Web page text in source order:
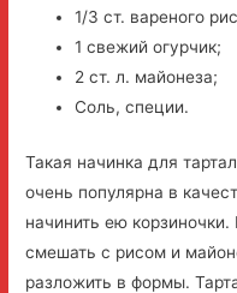
1/3 ст. вареного
1 свежий огурчик;
2 ст. л. майонеза;
Соль, специи.
Такая начинка для
очень популярна в
начинить ею
смешать с рисом и
разложить в формы.